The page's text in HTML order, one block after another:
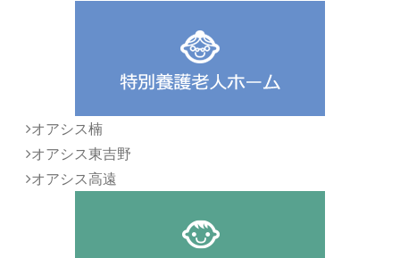
オアシス楠
オアシス東吉野
オアシス高遠